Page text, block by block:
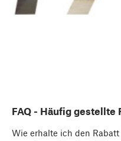
FAQ - Häufig gestellte
Wie erhalte ich den